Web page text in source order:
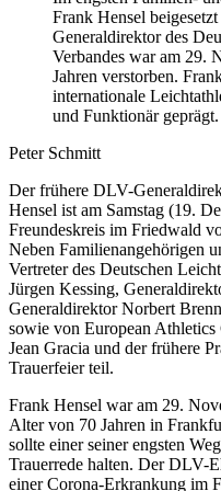
Frank Hensel
Generaldirektor des
Verbandes war am 29.
Jahren verstorben.
internationale
und Funktionär geprägt.
Peter Schmitt
Der frühere DLV-
Hensel ist am Samstag (19.
Freundeskreis im Friedwald
Neben Familienangehörigen
Vertreter des Deutschen
Jürgen Kessing,
Generaldirektor Norbert
sowie von European
Jean Gracia und der frühere
Trauerfeier teil.
Frank Hensel war am 29.
Alter von 70 Jahren in
sollte einer seiner engsten
Trauerrede halten. Der DLV-
einer Corona-Erkrankung im